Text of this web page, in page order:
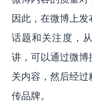
因此，在微博上
话题和关注度，
讲，可以通过微
关内容，然后经
传品牌。